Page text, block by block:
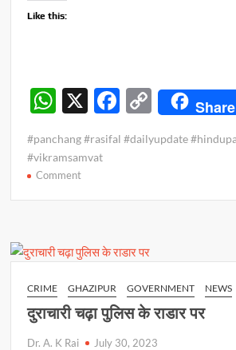
Like this:
W
at
s
A
p
X
F
e
o
k
C
o
p
Li
k
Share
#panchang #rasifal #dailyupdate
#vikramsamvat
Commenton
–
31
2023
CRIME GHAZIPUR GOVERNMENT NEWS
दुराचारी चढ़ा पुलिस के राडार पर
Dr. A. K Rai July 30, 2023